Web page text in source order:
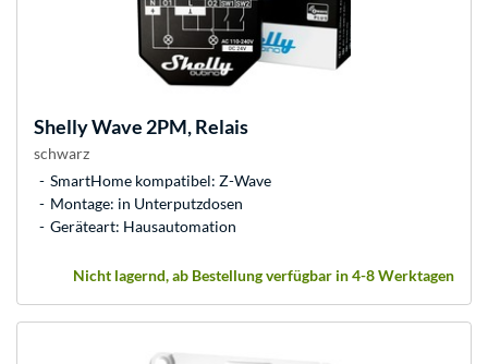
ShellyWave 2PM, Relais
schwarz
SmartHome kompatibel: Z-Wave
Montage: in Unterputzdosen
Geräteart: Hausautomation
Nicht lagernd, ab Bestellung verfügbar in 4-8 Werktagen